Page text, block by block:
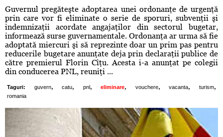
Guvernul pregăteşte adoptarea unei ordonanţe de urgenţă
prin care vor fi eliminate o serie de sporuri, subvenţii şi
indemnizaţii acordate angajaţilor din sectorul bugetar,
informează surse guvernamentale. Ordonanţa ar urma să fie
adoptată miercuri şi să reprezinte doar un prim pas pentru
reducerile bugetare anunţate deja prin declaraţii publice de
către premierul Florin Cîţu. Acesta i-a anunţat pe colegii
din conducerea PNL, reuniţi ...
Taguri: guvern, catu, pnl, eliminare, vouchere, vacanta, turism,
romania